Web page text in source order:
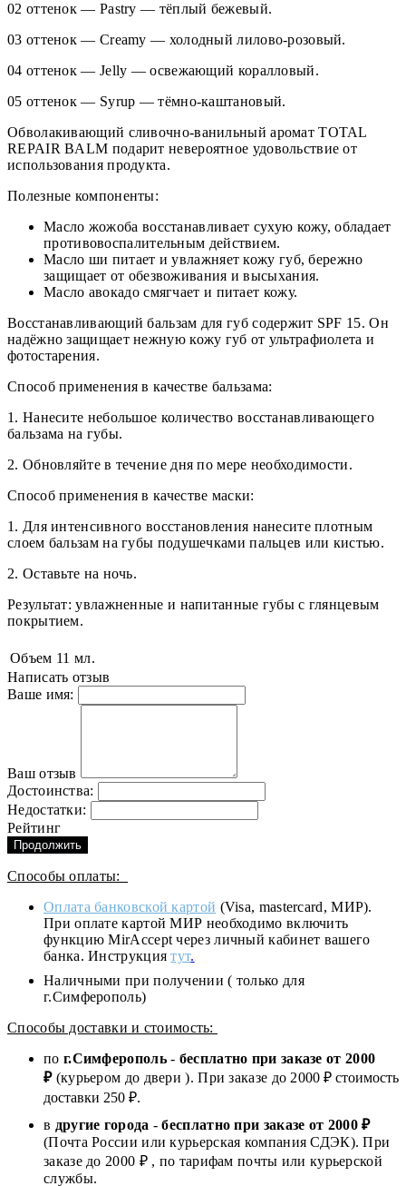
02 оттенок — Pastry — тёплый бежевый.
03 оттенок — Creamy — холодный лилово-розовый.
04 оттенок — Jelly — освежающий коралловый.
05 оттенок — Syrup — тёмно-каштановый.
Обволакивающий сливочно-ванильный аромат TOTAL
REPAIR BALM подарит невероятное удовольствие от
использования продукта.
Полезные компоненты:
Масло жожоба восстанавливает сухую кожу, обладает
противовоспалительным действием.
Масло ши питает и увлажняет кожу губ, бережно
защищает от обезвоживания и высыхания.
Масло авокадо смягчает и питает кожу.
Восстанавливающий бальзам для губ содержит SPF 15. Он
надёжно защищает нежную кожу губ от ультрафиолета и
фотостарения.
Способ применения в качестве бальзама:
1. Нанесите небольшое количество восстанавливающего
бальзама на губы.
2. Обновляйте в течение дня по мере необходимости.
Способ применения в качестве маски:
1. Для интенсивного восстановления нанесите плотным
слоем бальзам на губы подушечками пальцев или кистью.
2. Оставьте на ночь.
Результат: увлажненные и напитанные губы с глянцевым
покрытием.
Объем 11 мл.
Написать отзыв
Ваше имя:
Ваш отзыв
Достоинства:
Недостатки:
Рейтинг
Продолжить
Способы оплаты:
Оплата банковской картой (Visa, mastercard, МИР).
При оплате картой МИР необходимо включить
функцию MirAccept через личный кабинет вашего
банка. Инструкциятут.
Наличными при получении ( только для
г.Симферополь)
Способы доставки и стоимость:
по г.Симферополь- бесплатно при заказе от 2000
₽(курьером до двери ). При заказе до 2000 ₽ стоимость
доставки 250 ₽.
в другие города -бесплатно при заказе от 2000 ₽
(Почта России или курьерская компания СДЭК). При
заказе до 2000 ₽ , по тарифам почты или курьерской
службы.